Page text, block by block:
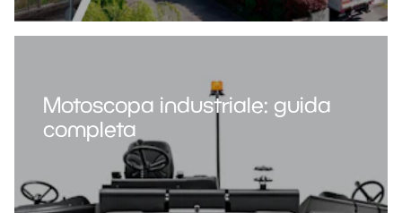
Motoscopa industriale: guida
completa